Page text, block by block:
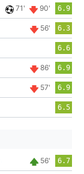
71' 90' 6.9
56' 6.3
6.6
86' 6.9
57' 6.9
6.5
56' 6.7